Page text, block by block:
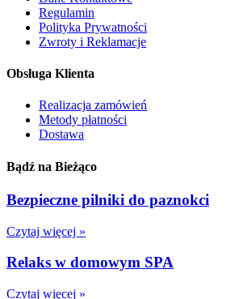
Regulamin
Polityka Prywatności
Zwroty i Reklamacje
Obsługa Klienta
Realizacja zamówień
Metody płatności
Dostawa
Bądź na Bieżąco
Bezpieczne pilniki do paznokci
Czytaj więcej »
Relaks w domowym SPA
Czytaj więcej »